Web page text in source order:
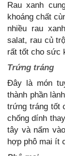
Rau xanh
khoáng chất
nhiều rau
salat, rau củ
rất tốt cho sức
Trứng tráng
Đây là món
thành phần
trứng tráng tốt
chống dính
tây và nấm
hợp phô mai ít